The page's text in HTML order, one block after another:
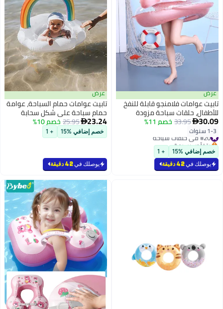
عرض
تابيت عوامات حمام السباحة، عوامة
حمام سباحة على شكل سحابة
قوس قزح، مقعد سباحة، حلقة
قابلة للنفخ، حلقة سباحة
23.24
25.95خصم 10%
خصم إضافي %15
يوصلك في42 دقيقة